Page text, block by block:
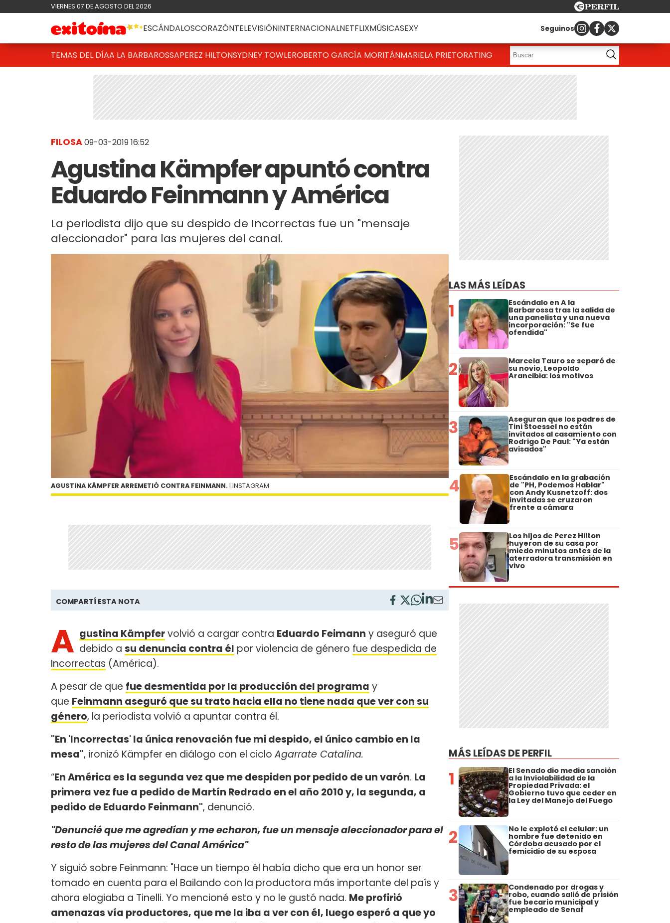
VIERNES 07 DE AGOSTO DEL 2026
ESCÁNDALOSCORAZÓNTELEVISIÓNINTERNACIONALNETFLIXMÚSICASEXY Seguinos
TEMAS DEL DÍAA LA BARBAROSSAPEREZ HILTONSYDNEY TOWLEROBERTO GARCÍA MORITÁNMARIELA PRIETORATING
FILOSA09-03-2019 16:52
Agustina Kämpfer apuntó contra
Eduardo Feinmann y América
La periodista dijo que su despido de Incorrectas fue un "mensaje
aleccionador" para las mujeres del canal.
AGUSTINA KÄMPFER ARREMETIÓ CONTRA FEINMANN. | INSTAGRAM
COMPARTÍ ESTA NOTA
A gustina Kämpfervolvió a cargar contra Eduardo Feimann y aseguró que
debido a su denuncia contra él por violencia de género fue despedida de
Incorrectas (América).
A pesar de que fue desmentida por la producción del programa y
que Feinmann aseguró que su trato hacia ella no tiene nada que ver con su
género, la periodista volvió a apuntar contra él.
"En 'Incorrectas' la única renovación fue mi despido, el único cambio en la
mesa", ironizó Kämpfer en diálogo con el cicloAgarrate Catalina.
“En América es la segunda vez que me despiden por pedido de un varón. La
primera vez fue a pedido de Martín Redrado en el año 2010 y, la segunda, a
pedido de Eduardo Feinmann", denunció.
"Denuncié que me agredían y me echaron, fue un mensaje aleccionador para el
resto de las mujeres del Canal América"
Y siguió sobre Feinmann: "Hace un tiempo él había dicho que era un honor ser
tomado en cuenta para el Bailando con la productora más importante del país y
ahora elogiaba a Tinelli. Yo mencioné esto y no le gustó nada. Me profirió
amenazas vía productores, que me la iba a ver con él, luego esperó a que yo
LAS MÁS LEÍDAS
1 Escándalo en A la
Barbarossa tras la salida de
una panelista y una nueva
incorporación: "Se fue
ofendida"
2 Marcela Tauro se separó de
su novio, Leopoldo
Arancibia: los motivos
3 Aseguran que los padres de
Tini Stoessel no están
invitados al casamiento con
Rodrigo De Paul: "Ya están
avisados"
4 Escándalo en la grabación
de "PH, Podemos Hablar"
con Andy Kusnetzoff: dos
invitadas se cruzaron
frente a cámara
5 Los hijos de Perez Hilton
huyeron de su casa por
miedo minutos antes de la
aterradora transmisión en
vivo
MÁS LEÍDAS DE PERFIL
1 El Senado dio media sanción
a la Inviolabilidad de la
Propiedad Privada: el
Gobierno tuvo que ceder en
la Ley del Manejo del Fuego
2 No le explotó el celular: un
hombre fue detenido en
Córdoba acusado por el
femicidio de su esposa
3 Condenado por drogas y
robo, cuando salió de prisión
fue becario municipal y
empleado de Senaf